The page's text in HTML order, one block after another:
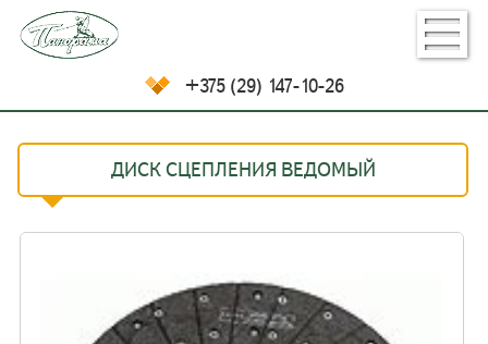
+375 (29) 147-10-26
ДИСК СЦЕПЛЕНИЯ ВЕДОМЫЙ